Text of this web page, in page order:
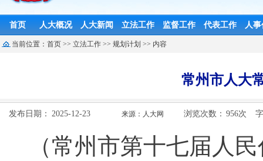
首页 人大概况 人大新闻 立法工作 监督工作 代表工作 人
当前位置： 首页 >> 立法工作 >> 规划计划 >> 内容
常州市人大
发布日期： 2025-12-23 来源：人大网 浏览次数： 956次
（常州市第十七届人